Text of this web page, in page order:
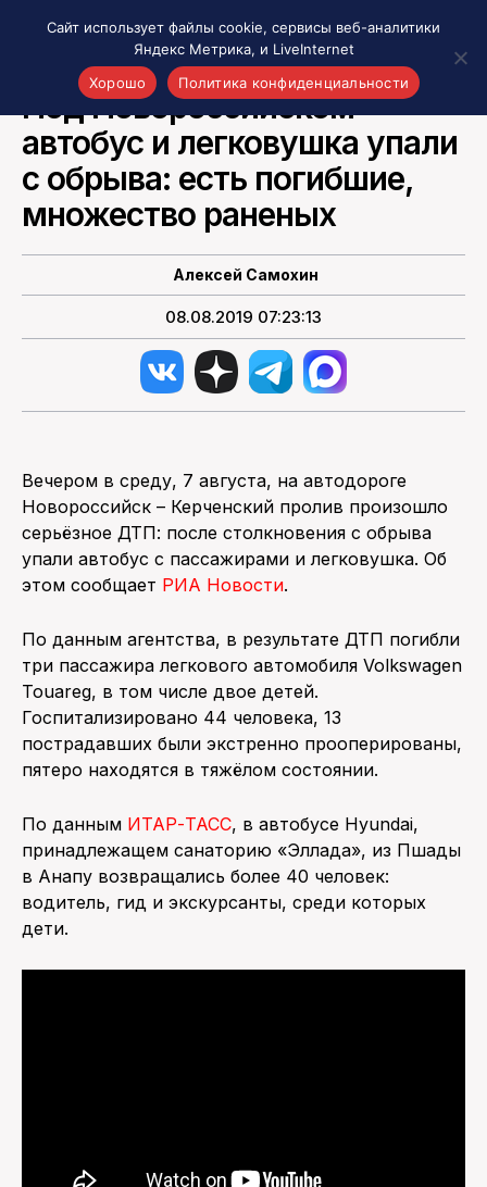
Акценты
Материалы о Рязани и области
Проекты 7 инфо
Здоровье
Интересное
Новости кино и ТВ
Новости России
Политика
Новости мира
Все материалы 7инфо
ПОИСК ПО САЙТУ
НОВОСТИ РОССИИ
Под Новороссийском
автобус и легковушка упали
с обрыва: есть погибшие,
множество раненых
Алексей Самохин
08.08.2019 07:23:13
Вечером в среду, 7 августа, на автодороге
Новороссийск – Керченский пролив произошло
серьёзное ДТП: после столкновения с обрыва
упали автобус с пассажирами и легковушка. Об
этом сообщает РИА Новости.
По данным агентства, в результате ДТП погибли
три пассажира легкового автомобиля Volkswagen
Touareg, в том числе двое детей.
Госпитализировано 44 человека, 13
пострадавших были экстренно прооперированы,
пятеро находятся в тяжёлом состоянии.
По данным ИТАР-ТАСС, в автобусе Hyundai,
принадлежащем санаторию «Эллада», из Пшады
в Анапу возвращались более 40 человек:
водитель, гид и экскурсанты, среди которых
дети.
Сайт использует файлы cookie, сервисы веб-аналитики
Яндекс Метрика, и LiveInternet
Хорошо
Политика конфиденциальности